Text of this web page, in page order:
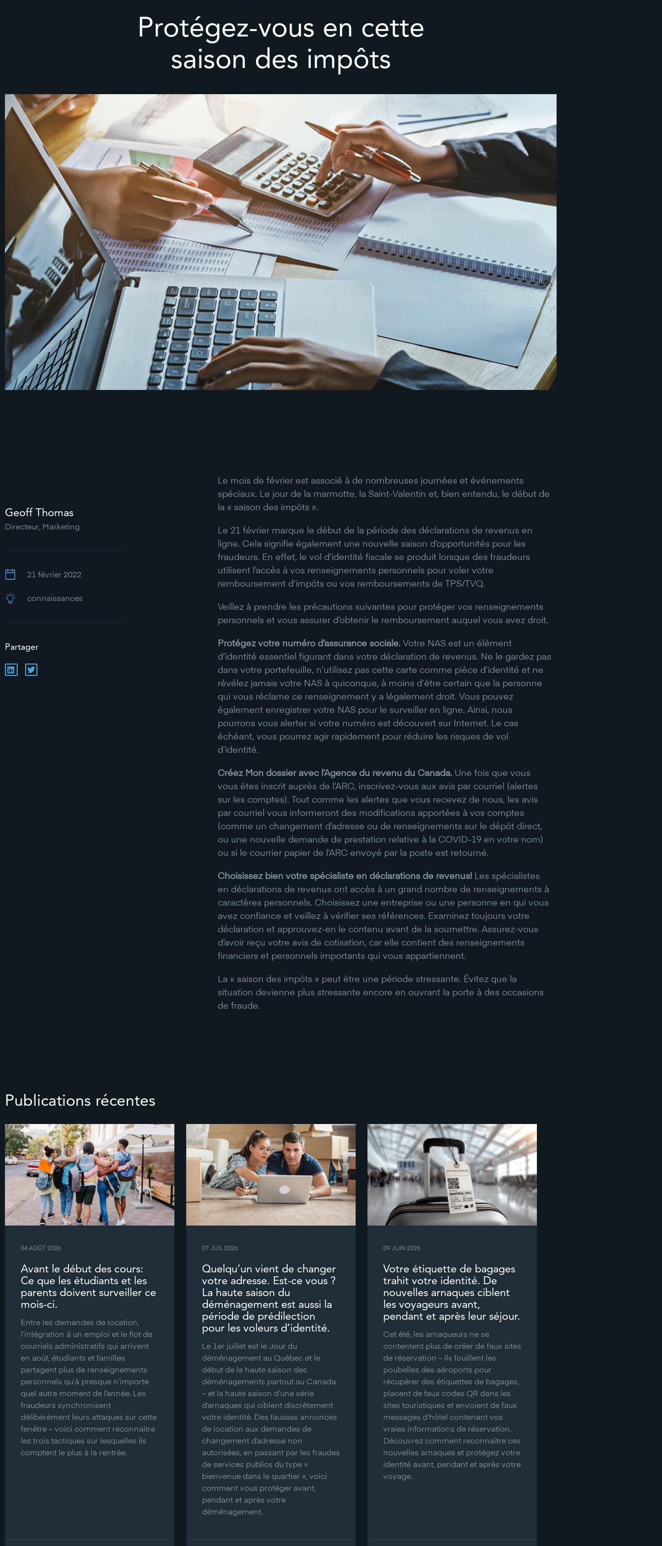
Protégez-vous en cette
saison des impôts
Geoff Thomas
Directeur, Marketing
21 février 2022
connaissances
Partager
Le mois de février est associé à de nombreuses journées et événements
spéciaux. Le jour de la marmotte, la Saint-Valentin et, bien entendu, le début de
la « saison des impôts ».
Le 21 février marque le début de la période des déclarations de revenus en
ligne. Cela signifie également une nouvelle saison d’opportunités pour les
fraudeurs. En effet, le vol d’identité fiscale se produit lorsque des fraudeurs
utilisent l’accès à vos renseignements personnels pour voler votre
remboursement d’impôts ou vos remboursements de TPS/TVQ.
Veillez à prendre les précautions suivantes pour protéger vos renseignements
personnels et vous assurer d’obtenir le remboursement auquel vous avez droit.
Protégez votre numéro d’assurance sociale. Votre NAS est un élément
d’identité essentiel figurant dans votre déclaration de revenus. Ne le gardez pas
dans votre portefeuille, n’utilisez pas cette carte comme pièce d’identité et ne
révélez jamais votre NAS à quiconque, à moins d’être certain que la personne
qui vous réclame ce renseignement y a légalement droit. Vous pouvez
également enregistrer votre NAS pour le surveiller en ligne. Ainsi, nous
pourrons vous alerter si votre numéro est découvert sur Internet. Le cas
échéant, vous pourrez agir rapidement pour réduire les risques de vol
d’identité.
Créez Mon dossier avec l’Agence du revenu du Canada. Une fois que vous
vous êtes inscrit auprès de l’ARC, inscrivez-vous aux avis par courriel (alertes
sur les comptes). Tout comme les alertes que vous recevez de nous, les avis
par courriel vous informeront des modifications apportées à vos comptes
(comme un changement d’adresse ou de renseignements sur le dépôt direct,
ou une nouvelle demande de prestation relative à la COVID-19 en votre nom)
ou si le courrier papier de l’ARC envoyé par la poste est retourné.
Choisissez bien votre spécialiste en déclarations de revenus! Les spécialistes
en déclarations de revenus ont accès à un grand nombre de renseignements à
caractères personnels. Choisissez une entreprise ou une personne en qui vous
avez confiance et veillez à vérifier ses références. Examinez toujours votre
déclaration et approuvez-en le contenu avant de la soumettre. Assurez-vous
d’avoir reçu votre avis de cotisation, car elle contient des renseignements
financiers et personnels importants qui vous appartiennent.
La « saison des impôts » peut être une période stressante. Évitez que la
situation devienne plus stressante encore en ouvrant la porte à des occasions
de fraude.
Publications récentes
04 AOÛT 2026
Avant le début des cours:
Ce que les étudiants et les
parents doivent surveiller ce
mois-ci.
Entre les demandes de location,
l’intégration à un emploi et le flot de
courriels administratifs qui arrivent
en août, étudiants et familles
partagent plus de renseignements
personnels qu’à presque n’importe
quel autre moment de l’année. Les
fraudeurs synchronisent
délibérément leurs attaques sur cette
fenêtre – voici comment reconnaître
les trois tactiques sur lesquelles ils
comptent le plus à la rentrée.
07 JUIL 2026
Quelqu’un vient de changer
votre adresse. Est-ce vous ?
La haute saison du
déménagement est aussi la
période de prédilection
pour les voleurs d’identité.
Le 1er juillet est le Jour du
déménagement au Québec et le
début de la haute saison des
déménagements partout au Canada
– et la haute saison d’une série
d’arnaques qui ciblent discrètement
votre identité. Des fausses annonces
de location aux demandes de
changement d’adresse non
autorisées, en passant par les fraudes
de services publics du type «
bienvenue dans le quartier », voici
comment vous protéger avant,
pendant et après votre
déménagement.
09 JUIN 2026
Votre étiquette de bagages
trahit votre identité. De
nouvelles arnaques ciblent
les voyageurs avant,
pendant et après leur séjour.
Cet été, les arnaqueurs ne se
contentent plus de créer de faux sites
de réservation – ils fouillent les
poubelles des aéroports pour
récupérer des étiquettes de bagages,
placent de faux codes QR dans les
sites touristiques et envoient de faux
messages d’hôtel contenant vos
vraies informations de réservation.
Découvrez comment reconnaître ces
nouvelles arnaques et protégez votre
identité avant, pendant et après votre
voyage.